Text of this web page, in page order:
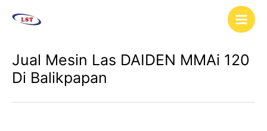
Main
Jual Mesin Las DAIDEN MMAi 120
Di Balikpapan